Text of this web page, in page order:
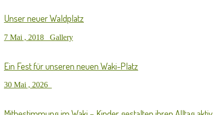
Unser neuer Waldplatz
7 Mai , 2018 Gallery
Ein Fest für unseren neuen Waki-Platz
30 Mai , 2026